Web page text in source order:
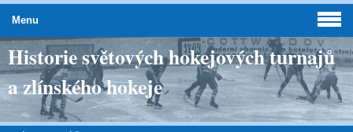
Historie světových hokejových turnajů
a zlínského hokeje
Menu